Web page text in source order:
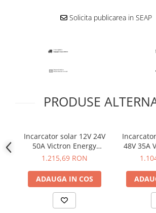
Solicita publicarea in SEAP
PRODUSE
Incarcator solar 12V 24V
50A Victron Energy
SmartSolar MPPT 100/50
1.215,69 RON
ADAUGA IN COS
48V 35A